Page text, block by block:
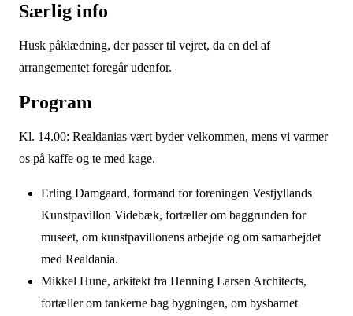
Særlig info
Husk påklædning, der passer til vejret, da en del af
arrangementet foregår udenfor.
Program
Kl. 14.00: Realdanias vært byder velkommen, mens vi varmer
os på kaffe og te med kage.
Erling Damgaard, formand for foreningen Vestjyllands
Kunstpavillon Videbæk, fortæller om baggrunden for
museet, om kunstpavillonens arbejde og om samarbejdet
med Realdania.
Mikkel Hune, arkitekt fra Henning Larsen Architects,
fortæller om tankerne bag bygningen, om bysbarnet